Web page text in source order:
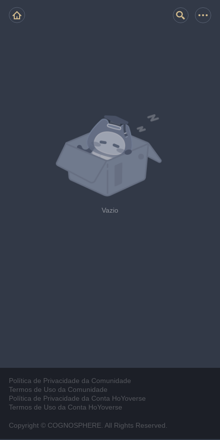
Vazio
Política de Privacidade da Comunidade
Termos de Uso da Comunidade
Política de Privacidade da Conta HoYoverse
Termos de Uso da Conta HoYoverse
Copyright © COGNOSPHERE. All Rights Reserved.